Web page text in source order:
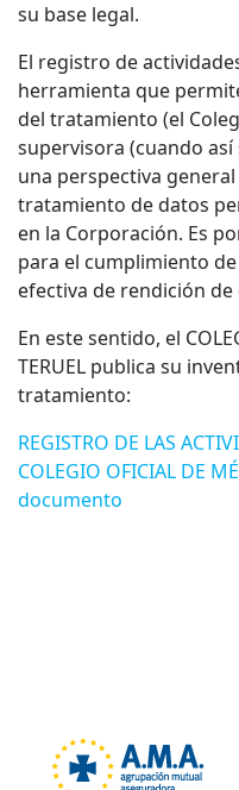
su base legal.
El registro de
herramienta que
del tratamiento (el
supervisora (cuando
una perspectiva
tratamiento de datos
en la Corporación. Es
para el cumplimiento
efectiva de rendición de
En este sentido, el
TERUEL publica su
tratamiento:
REGISTRO DE LAS
COLEGIO OFICIAL DE
documento